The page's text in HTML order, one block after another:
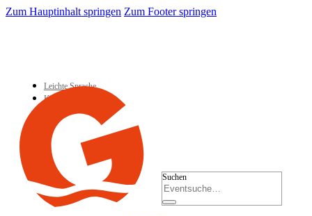
Zum Hauptinhalt springen Zum Footer springen
Leichte Sprache
Kontakt
Suchen